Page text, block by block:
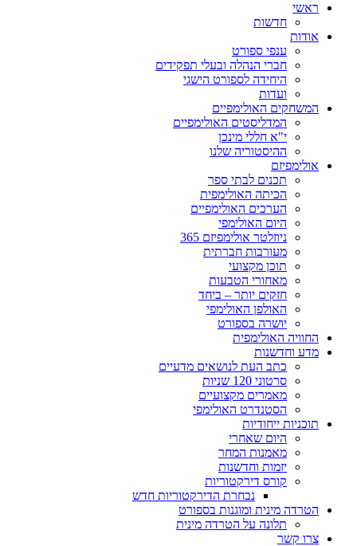
ראשי
חדשות
אודות
ענפי ספורט
חברי הנהלה ובעלי תפקידים
היחידה לספורט הישגי
ועדות
המשחקים האולימפיים
המדליסטים האולימפיים
י"א חללי מינכן
ההיסטוריה שלנו
אולימפיזם
תכנים לבתי ספר
הכיתה האולימפית
הערכים האולימפיים
היום האולימפי
ניוזלטר אולימפיזם 365
מעורבות חברתית
תוכן מקצועי
מאחורי הטבעות
חזקים יותר – ביחד
האולפן האולימפי
יושרה בספורט
החוויה האולימפית
מדע וחדשנות
כתב העת לנושאים מדעיים
סרטוני 120 שניות
מאמרים מקצועיים
הסטנדרט האולימפי
תוכניות ייחודיות
היום שאחרי
מאמנות המחר
יזמות וחדשנות
קורס דירקטוריות
נבחרת הדירקטוריות חדש
הטרדה מינית ומוגנות בספורט
תלונה על הטרדה מינית
צרו קשר